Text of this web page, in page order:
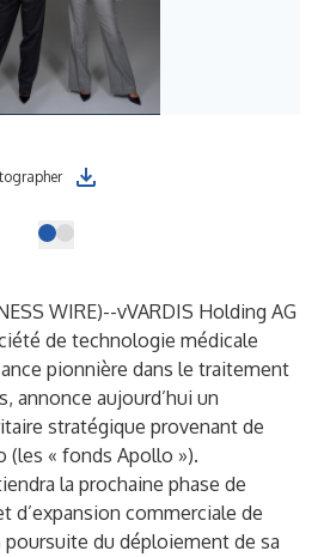
WIRE)--vVARDIS Holding AG
de technologie médicale
pionnière dans le traitement
annonce aujourd’hui un
stratégique provenant de
(les « fonds Apollo »).
la prochaine phase de
d’expansion commerciale de
poursuite du déploiement de sa